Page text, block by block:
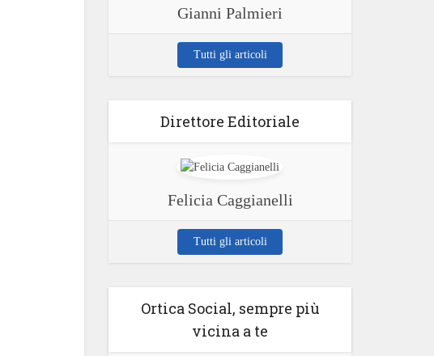
Gianni Palmieri
Tutti gli articoli
Direttore Editoriale
Felicia Caggianelli
Tutti gli articoli
Ortica Social, sempre più
vicina a te